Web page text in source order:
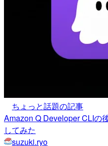
ちょっと話題の記事
Amazon Q Developer CLIの
してみた
suzuki.ryo